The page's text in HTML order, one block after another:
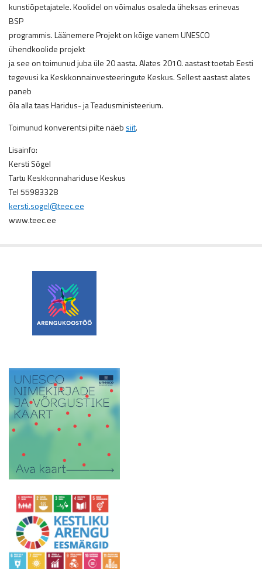
kunstiõpetajatele. Koolidel on võimalus osaleda üheksas erinevas
BSP
programmis. Läänemere Projekt on kõige vanem UNESCO
ühendkoolide projekt
ja see on toimunud juba üle 20 aasta. Alates 2010. aastast toetab Eesti
tegevusi ka Keskkonnainvesteeringute Keskus. Sellest aastast alates
paneb
õla alla taas Haridus- ja Teadusministeerium.
Toimunud konverentsi pilte näeb siit.
Lisainfo:
Kersti Sõgel
Tartu Keskkonnahariduse Keskus
Tel 55983328
kersti.sogel@teec.ee
www.teec.ee